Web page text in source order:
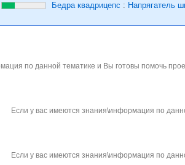
Бедра квадрицепс : Напрягатель
по данной тематике и Вы готовы помочь
Если у вас имеются знания\информация по
Если у вас имеются знания\информация по